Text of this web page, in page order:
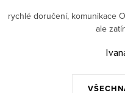
rychlé doručení, komunikace
ale